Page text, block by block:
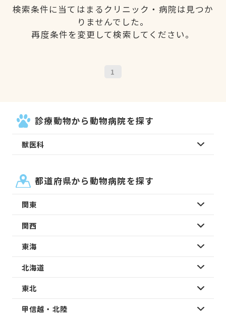
検索条件に当てはまるクリニック・病院は見つか
りませんでした。
再度条件を変更して検索してください。
1
診療動物から動物病院を探す
獣医科
都道府県から動物病院を探す
関東
関西
東海
北海道
東北
甲信越・北陸